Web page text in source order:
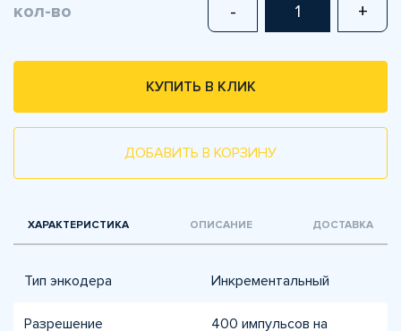
кол-во - +
КУПИТЬ В КЛИК
ДОБАВИТЬ В КОРЗИНУ
ХАРАКТЕРИСТИКА ОПИСАНИЕ ДОСТАВКА
Тип энкодера Инкрементальный
Разрешение
400 импульсов на